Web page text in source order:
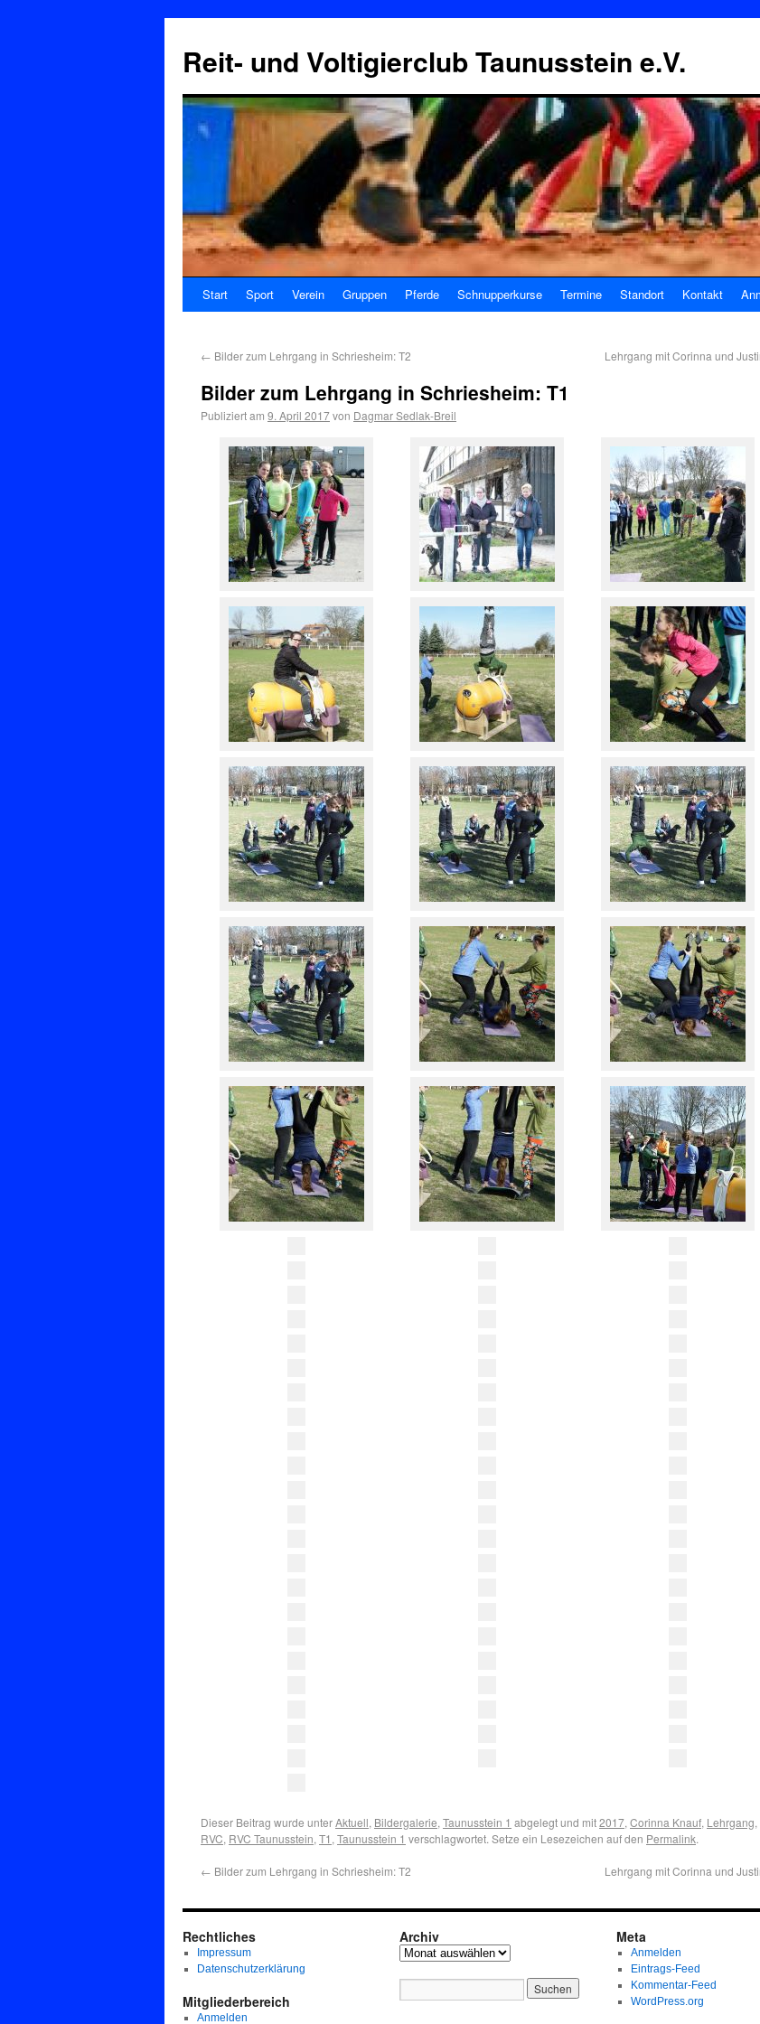
Reit- und Voltigierclub Taunusstein e.V.
Start Sport Verein Gruppen Pferde Schnupperkurse Termine Standort Kontakt
← Bilder zum Lehrgang in Schriesheim: T2 Lehrgang mit Corinna und
Bilder zum Lehrgang in Schriesheim: T1
Publiziert am 9. April 2017von Dagmar Sedlak-Breil
Dieser Beitrag wurde unterAktuell, Bildergalerie, Taunusstein 1 abgelegt und mit2017, Corinna Knauf, Lehrgang,
RVC, RVC Taunusstein, T1 , Taunusstein 1 verschlagwortet. Setze ein Lesezeichen auf den Permalink.
← Bilder zum Lehrgang in Schriesheim: T2 Lehrgang mit Corinna und
Rechtliches
Impressum
Datenschutzerklärung
Mitgliederbereich
Anmelden
Archiv Meta
Anmelden
Eintrags-Feed
Kommentar-Feed
WordPress.org